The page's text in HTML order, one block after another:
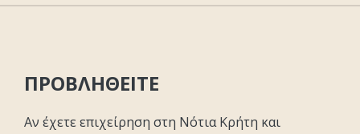
ΠΡΟΒΛΗΘΕΙΤΕ
Αν έχετε επιχείρηση στη Νότια Κρήτη και